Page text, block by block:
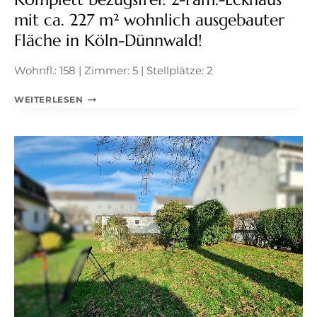
mit ca. 227 m² wohnlich ausgebauter
Fläche in Köln-Dünnwald!
Wohnfl.: 158 | Zimmer: 5 | Stellplätze: 2
WEITERLESEN KOMPLETT
FAM.-
ECKHAUS
MIT
CA.
227
M²
WOHNLICH
AUSGEBAUTER
FLÄCHE
IN
KÖLN-
DÜNNWALD!